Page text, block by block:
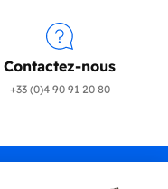
Contactez-nous
+33 (0)4 90 91 20 80